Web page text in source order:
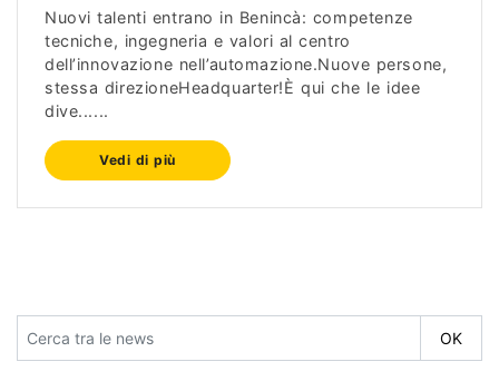
Nuovi talenti entrano in Benincà: competenze
tecniche, ingegneria e valori al centro
dell’innovazione nell’automazione.Nuove persone,
stessa direzioneHeadquarter!È qui che le idee
dive......
Vedi di più